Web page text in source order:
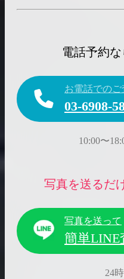
電話予約
お電話でのご
03-6908-
10:00〜
写真を送るだ
写真を送って
簡単LINE
24